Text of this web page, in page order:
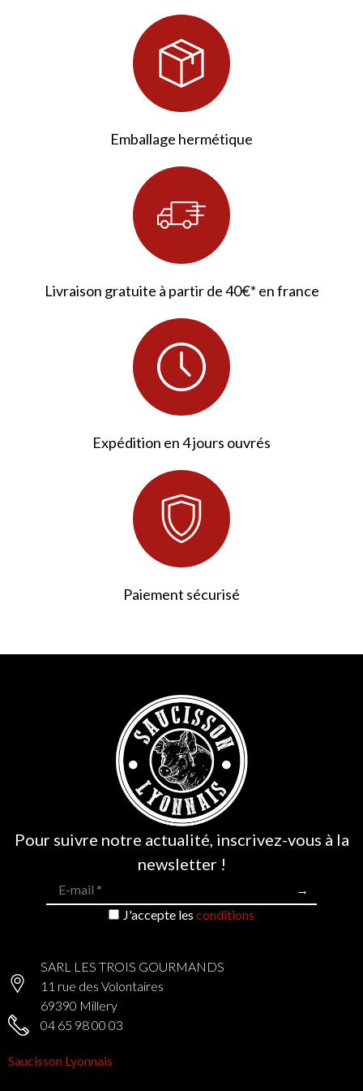
132 avis
Emballage hermétique
Livraison gratuite à partir de 40€* en france
Expédition en 4 jours ouvrés
Paiement sécurisé
Pour suivre notre actualité, inscrivez-vous à la
newsletter !
J'accepte les conditions
SARL LES TROIS GOURMANDS
11 rue des Volontaires
69390 Millery
04 65 98 00 03
Saucisson Lyonnais